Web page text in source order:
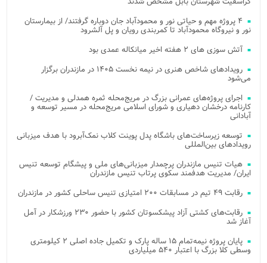
۴ پروژه مهم و حیاتی نور و محمودآباد جان دوباره گرفتند/ از بیمارستان
نور و نیروگاه محمودآباد تا کمربندی رویان و پل آلشرود
آتش‌ سوزی‌ های ۲ هفته اخیر میانکاله عمدی بود
رویدادهای شاخص هنری در نیمه نخست ۱۴۰۵ در مازندران برگزار
می‌شود
اجرای پروژه‌های عمرانی بزرگ در مریج‌محله ثمره همدلی و مدیریت /
کارنامه درخشان دهیاری و شورای اسلامی مریج‌محله در مسیر توسعه و
آبادانی
توسعه زیرساخت‌های باشگاه پدل پوینت کلاب نمک‌آبرود با هدف میزبانی
رویدادهای بین‌المللی
هیات تنیس مازندران پرچمدار میزبانی‌های ملی و پیشگام توسعه تنیس
ایران/ مدیریت هدفمند سکوی پرتاب تنیس مازندران
رقابت ۴۹ تیم در مسابقات ۲۰۰ امتیازی تنیس ساحلی کشور در مازندران
رقابت‌های کشتی آزاد پیشکسوتان کشور با حضور ۲۳۰ ورزشکار در آمل
آغاز شد
پایان پروژه نیمه‌تمام ۱۵ ساله پارک و تکمیل جاده اصلی ۲ کیلومتری
وسطی کلا بزرگ با اعتبار ۵۴۰ میلیاردی